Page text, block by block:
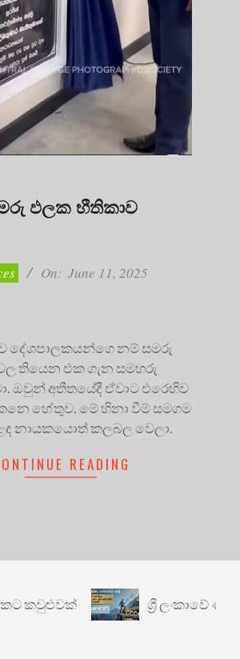
ඵලක භීතිකාව
On: June 11, 2025
දේශපාලකයන්ගෙ නම් සමරු
තියෙන එක ගැන සමහරු
ඔවුන් අතීතයේදී ඒවාට එරෙහිව
හේතුව. මේ හිනා වීම් සමගම
නායකයොත් කලබල වෙලා.
READING
කවුළුවක් ශ්‍රී ලංකාවේ ණය